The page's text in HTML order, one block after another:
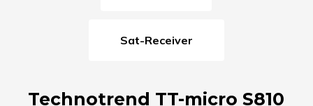
Sat-Receiver
Technotrend TT-micro S810